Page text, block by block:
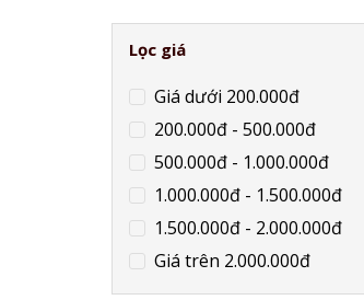
Lọc giá
Giá dưới 200.000đ
200.000đ - 500.000đ
500.000đ - 1.000.000đ
1.000.000đ - 1.500.000đ
1.500.000đ - 2.000.000đ
Giá trên 2.000.000đ